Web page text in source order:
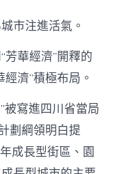
市注進活氣。
華經濟”開釋的
經濟”積極布局。
被寫進四川省當局
劃綱領明白提
成長型街區、園